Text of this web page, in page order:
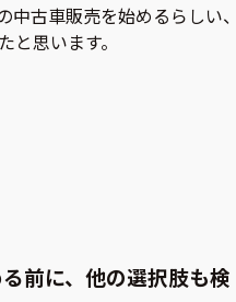
古車販売を始めるらしい、
思います。
前に、他の選択肢も検